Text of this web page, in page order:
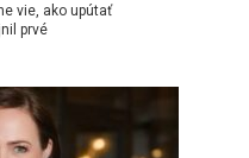
vie, ako upútať
prvé